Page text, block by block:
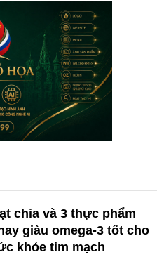
chia và 3 thực phẩm
giàu omega-3 tốt cho
khỏe tim mạch